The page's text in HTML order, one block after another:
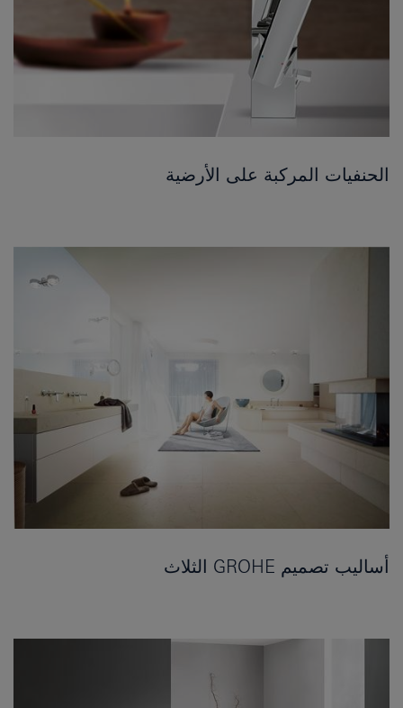
الحنفيات المركبة على الأرضية
أساليب تصميم GROHE الثلاث